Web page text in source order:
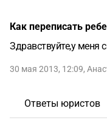
Как переписать
Здравствуйте,у меня
30 мая 2013, 12:09,
Ответы юристов